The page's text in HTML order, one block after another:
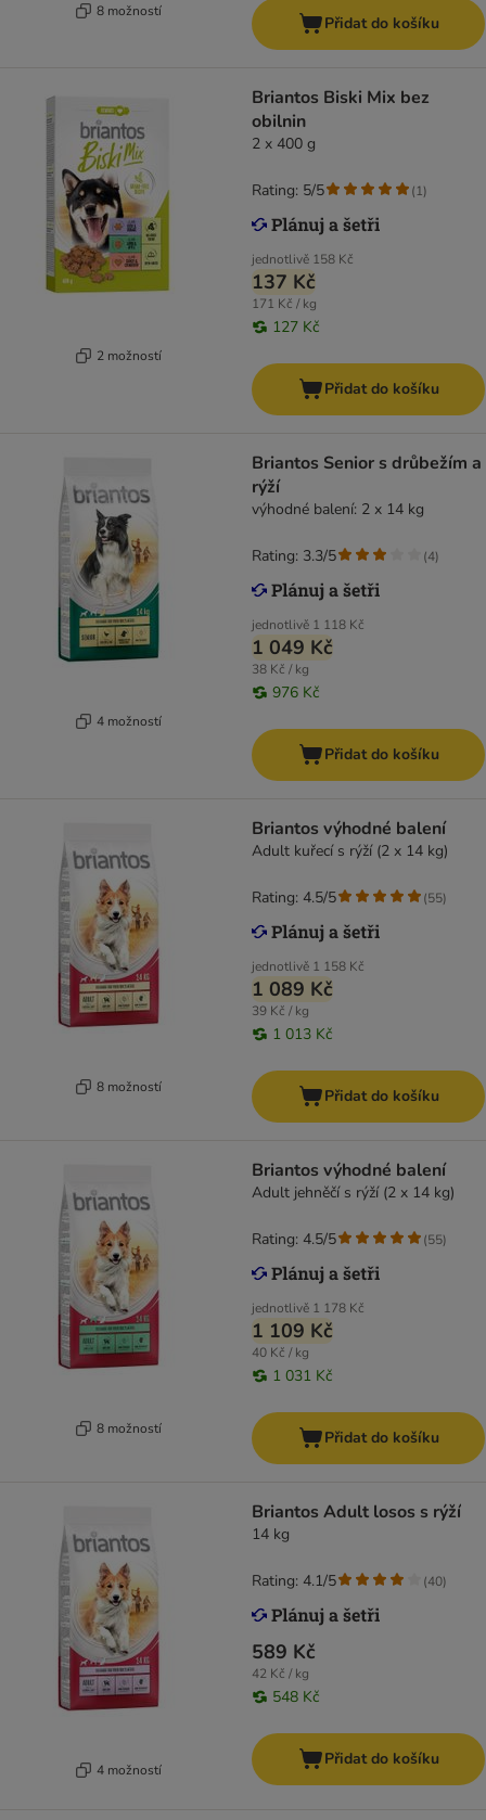
8 možností
Přidat do košíku
2 možností
Briantos Biski Mix bez
obilnin
2 x 400 g
jednotlivě 158 Kč
137 Kč
171 Kč / kg
127 Kč
Rating: 5/5 (1)
Přidat do košíku
4 možností
Briantos Senior s drůbežím a
rýží
výhodné balení: 2 x 14 kg
jednotlivě 1 118 Kč
1 049 Kč
38 Kč / kg
976 Kč
Rating: 3.3/5 (4)
Přidat do košíku
8 možností
Briantos výhodné balení
Adult kuřecí s rýží (2 x 14 kg)
jednotlivě 1 158 Kč
1 089 Kč
39 Kč / kg
1 013 Kč
Rating: 4.5/5 (55)
Přidat do košíku
8 možností
Briantos výhodné balení
Adult jehněčí s rýží (2 x 14 kg)
jednotlivě 1 178 Kč
1 109 Kč
40 Kč / kg
1 031 Kč
Rating: 4.5/5 (55)
Přidat do košíku
4 možností
Briantos Adult losos s rýží
14 kg
589 Kč
42 Kč / kg
548 Kč
Rating: 4.1/5 (40)
Přidat do košíku